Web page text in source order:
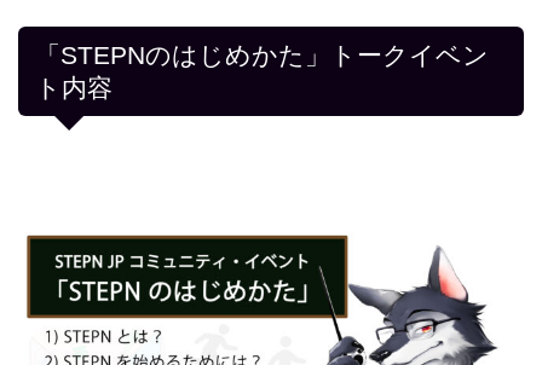
「STEPNのはじめかた」トークイベン
ト内容